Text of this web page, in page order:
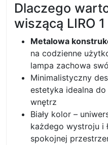
Dlaczego
wiszącą LIRO
Metalowa
na codzienne
lampa zachowa
Minimalistyczny
estetyka idealna
wnętrz
Biały kolor –
każdego wystroju i
spokojnej